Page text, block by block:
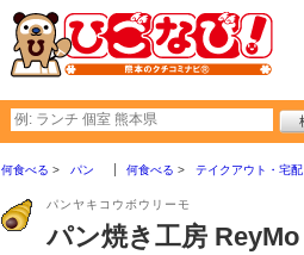
何食べる パン 何食べる テイクアウト・宅配
パンヤキコウボウリーモ
パン焼き工房 ReyMo